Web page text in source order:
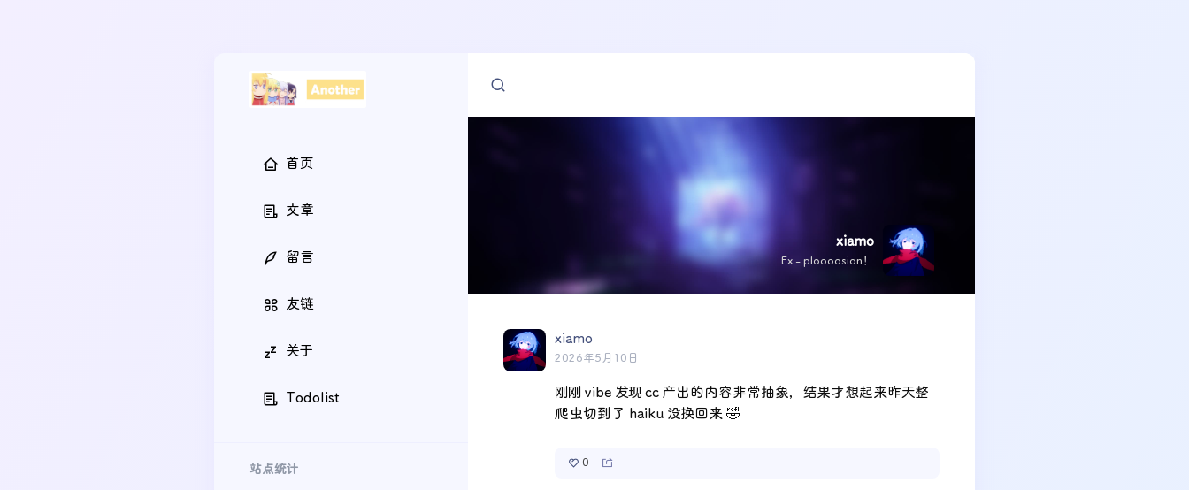
首页
文章
留言
友链
关于
Todolist
站点统计
xiamo
Ex - ploooosion！
xiamo
2026年5月10日
刚刚 vibe 发现 cc 产出的内容非常抽象，结果才想起来昨天整
爬虫切到了 haiku 没换回来 🤣
0